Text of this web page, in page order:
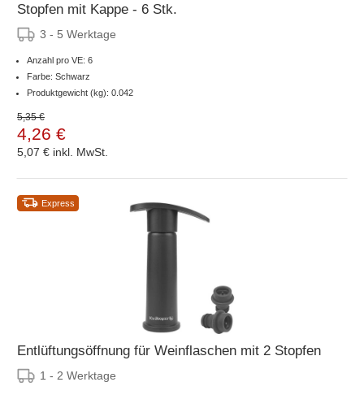
Stopfen mit Kappe - 6 Stk.
3 - 5 Werktage
Anzahl pro VE: 6
Farbe: Schwarz
Produktgewicht (kg): 0.042
5,35 €
4,26 €
5,07 € inkl. MwSt.
Express
Entlüftungsöffnung für Weinflaschen mit 2 Stopfen
1 - 2 Werktage